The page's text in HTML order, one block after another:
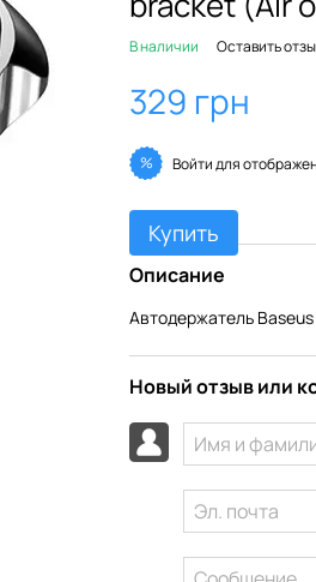
В наличии Оставить
329 грн
% Войтидля
Купить
Описание
Автодержатель
Новый отзыв или